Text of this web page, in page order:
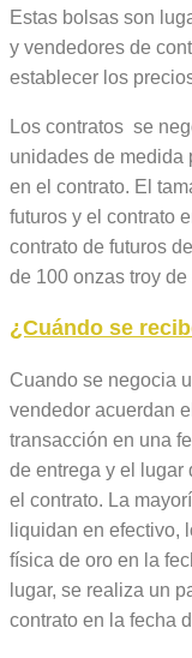
Estas bolsas son
y vendedores de
establecer los
Los contratos se
unidades de medida
en el contrato. El
futuros y el contrato
contrato de futuros
de 100 onzas troy de
¿Cuándo se
Cuando se negocia
vendedor acuerdan
transacción en una
de entrega y el lugar
el contrato. La
liquidan en efectivo,
física de oro en la
lugar, se realiza un
contrato en la fecha